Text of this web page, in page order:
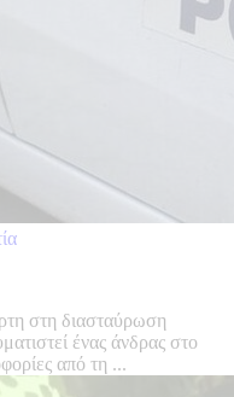
στη διασταύρωση
ένας άνδρας στο
από τη ...